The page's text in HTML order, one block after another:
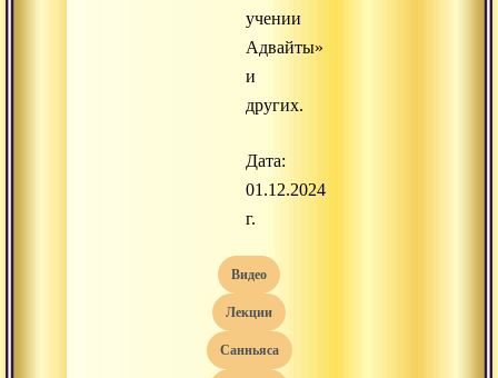
учении
Адвайты»
и
других.
Дата:
01.12.2024
г.
видео
лекции
санньяса